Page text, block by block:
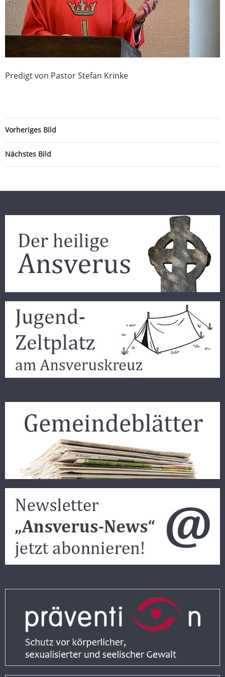
Predigt von Pastor Stefan Krinke
Vorheriges Bild
Nächstes Bild